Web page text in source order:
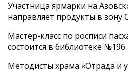
Участница ярмарки на
направляет продукты в зону
Мастер-класс по росписи
состоится в библиотеке №196
Методисты храма «Отрада и